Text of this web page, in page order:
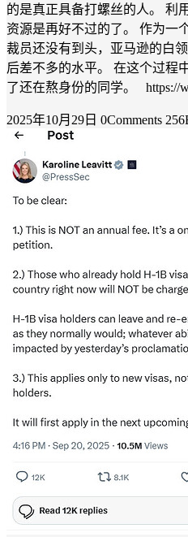
的是真正具备打螺丝的人。 利
资源是再好不过的了。 作为一
裁员还没有到头，亚马逊的白
后差不多的水平。 在这个过程
了还在熬身份的同学。 https://
2025年10月29日 0Comments